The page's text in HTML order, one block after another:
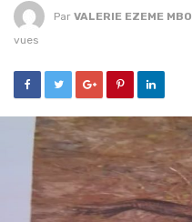
Par VALERIE EZEME MBO
vues